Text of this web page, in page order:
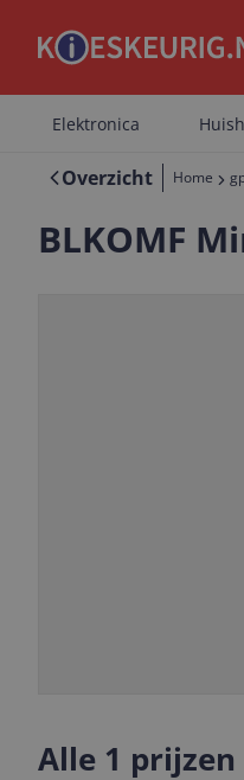
Elektronica
Overzicht Home
BLKOMF
Alle 1